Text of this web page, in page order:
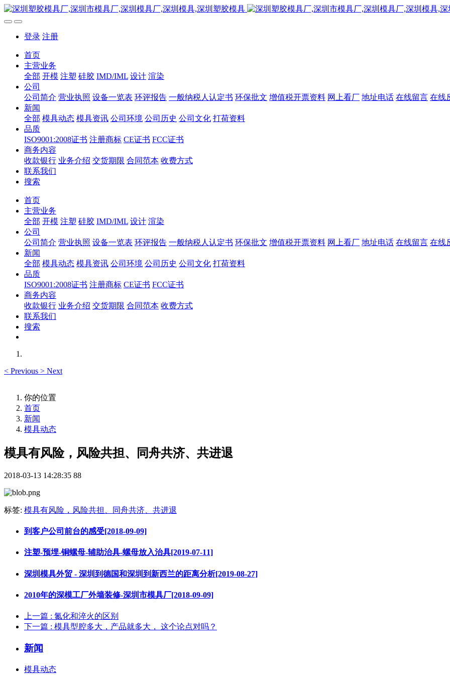
登录 注册
首页
主营业务
全部 开模 注塑 硅胶 IMD/IML 设计 渲染
公司
公司简介 营业执照 设备一览表 环评报告 一般纳税人认定书 环保批文 增值税开票资料 网上看厂 地址电话 在线留言 在线
新闻
全部 模具动态 模具资讯 公司环境 公司历史 公司文化 打荷资料
品质
ISO9001:2008证书 注册商标 CE证书 FCC证书
商务内容
收款银行 业务介绍 交货期限 合同范本 收费方式
联系我们
搜索
首页
主营业务
全部 开模 注塑 硅胶 IMD/IML 设计 渲染
公司
公司简介 营业执照 设备一览表 环评报告 一般纳税人认定书 环保批文 增值税开票资料 网上看厂 地址电话 在线留言 在线
新闻
全部 模具动态 模具资讯 公司环境 公司历史 公司文化 打荷资料
品质
ISO9001:2008证书 注册商标 CE证书 FCC证书
商务内容
收款银行 业务介绍 交货期限 合同范本 收费方式
联系我们
搜索
< Previous > Next
你的位置
首页
新闻
模具动态
模具有风险，风险共担、同舟共济、共进退
2018-03-13 14:28:35 88
标签: 模具有风险，风险共担、同舟共济、共进退
到客户公司前台的感受[2018-09-09]
注塑-预埋-铜螺母-辅助治具-螺母放入治具[2019-07-11]
深圳模具外贸 - 深圳到德国和深圳到新西兰的距离分析[2019-08-27]
2010年的深模工厂外墙装修-深圳市模具厂[2018-09-09]
上一篇 : 氮化和淬火的区别
下一篇 : 模具型腔多大，产品就多大， 这个论点对吗？
新闻
模具动态